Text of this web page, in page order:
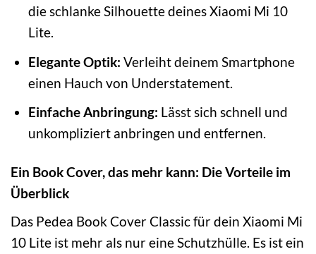
die schlanke Silhouette deines Xiaomi Mi 10
Lite.
Elegante Optik: Verleiht deinem Smartphone
einen Hauch von Understatement.
Einfache Anbringung: Lässt sich schnell und
unkompliziert anbringen und entfernen.
Ein Book Cover, das mehr kann: Die Vorteile im
Überblick
Das Pedea Book Cover Classic für dein Xiaomi Mi
10 Lite ist mehr als nur eine Schutzhülle. Es ist ein